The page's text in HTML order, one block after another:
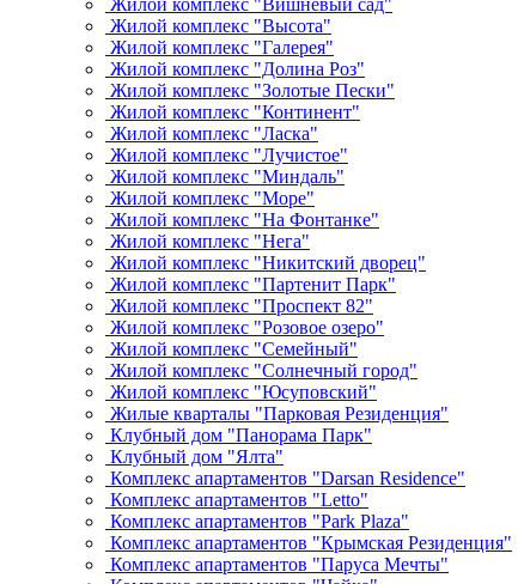
Жилой комплекс "Вишневый сад"
Жилой комплекс "Высота"
Жилой комплекс "Галерея"
Жилой комплекс "Долина Роз"
Жилой комплекс "Золотые Пески"
Жилой комплекс "Континент"
Жилой комплекс "Ласка"
Жилой комплекс "Лучистое"
Жилой комплекс "Миндаль"
Жилой комплекс "Море"
Жилой комплекс "На Фонтанке"
Жилой комплекс "Нега"
Жилой комплекс "Никитский дворец"
Жилой комплекс "Партенит Парк"
Жилой комплекс "Проспект 82"
Жилой комплекс "Розовое озеро"
Жилой комплекс "Семейный"
Жилой комплекс "Солнечный город"
Жилой комплекс "Юсуповский"
Жилые кварталы "Парковая Резиденция"
Клубный дом "Панорама Парк"
Клубный дом "Ялта"
Комплекс апартаментов "Darsan Residenсe"
Комплекс апартаментов "Letto"
Комплекс апартаментов "Park Plaza"
Комплекс апартаментов "Крымская Резиденция"
Комплекс апартаментов "Паруса Мечты"